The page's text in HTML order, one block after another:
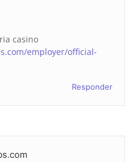
casino
employer/official-
Responder